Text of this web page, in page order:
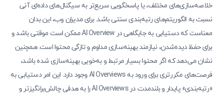
خلاصه‌سازی‌های مختلف، یا پاسخگویی سریع‌تر به سیگنال‌های داده‌ای آنی
نسبت به الگوریتم‌های رتبه‌بندی سنتی باشد. برای مدیران وب، این بدان
معناست که دستیابی به جایگاهی در AI Overview ممکن است موقتی باشد و
برای حفظ دیده‌شدن، نیازمند بهینه‌سازی مداوم و تازگی محتوا است. همچنین
نشان می‌دهد که اگر محتوا بسیار مرتبط و به‌خوبی بهینه‌سازی شده باشد،
فرصت‌های مکررتری برای ورود به AI Overviews وجود دارد. این امر دستیابی به
«رتبه‌بندی» پایدار و بلندمدت در AI Overviews را به هدفی چالش‌برانگیزتر و